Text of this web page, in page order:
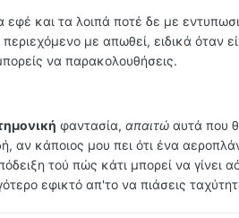
και τα λοιπά ποτέ δε με
με απωθεί, ειδικά όταν
να παρακολουθήσεις.
φαντασία, απαιτώ αυτά που
αν κάποιος μου πει ότι ένα
τού πώς κάτι μπορεί να γίνει
εφικτό απ'το να πιάσεις